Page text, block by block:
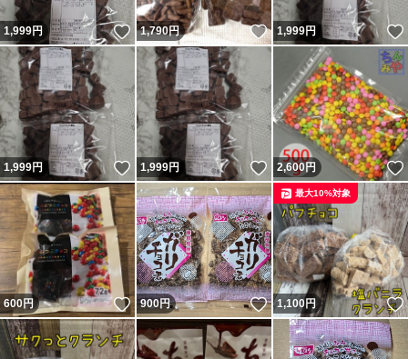
1,999円 いいね！
1,790円 いいね！
1,999円
1,999円 いいね！
1,999円 いいね！
2,600円
600円 いいね！
900円 いいね！
1,100円
最大10%対象